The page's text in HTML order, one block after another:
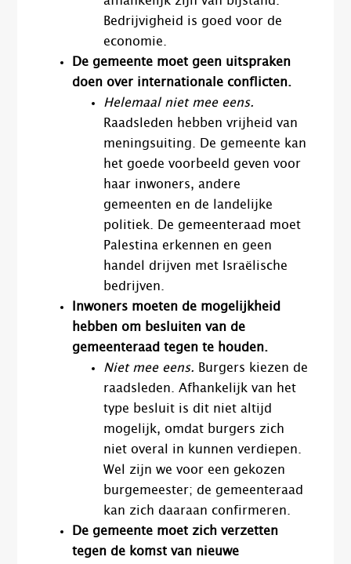
Bedrijvigheid is goed voor de
economie.
De gemeente moet geen uitspraken
doen over internationale conflicten.
Helemaal niet mee eens.
Raadsleden hebben vrijheid van
meningsuiting. De gemeente kan
het goede voorbeeld geven voor
haar inwoners, andere
gemeenten en de landelijke
politiek. De gemeenteraad moet
Palestina erkennen en geen
handel drijven met Israëlische
bedrijven.
Inwoners moeten de mogelijkheid
hebben om besluiten van de
gemeenteraad tegen te houden.
Niet mee eens. Burgers kiezen de
raadsleden. Afhankelijk van het
type besluit is dit niet altijd
mogelijk, omdat burgers zich
niet overal in kunnen verdiepen.
Wel zijn we voor een gekozen
burgemeester; de gemeenteraad
kan zich daaraan confirmeren.
De gemeente moet zich verzetten
tegen de komst van nieuwe